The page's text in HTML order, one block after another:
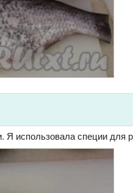
Я использовала специи для